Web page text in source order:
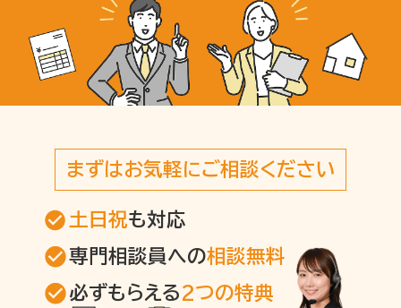
まずはお気軽にご相談ください
土日祝も対応
専門相談員への相談無料
必ずもらえる2つの特典